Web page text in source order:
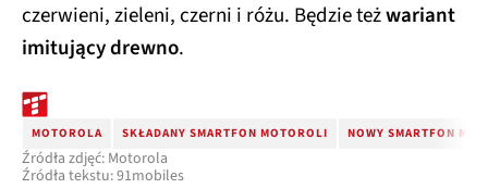
czerwieni, zieleni, czerni i różu. Będzie teżwariant
imitujący drewno.
MOTOROLA SKŁADANY SMARTFON MOTOROLI NOWY SMARTFON
Źródła zdjęć: Motorola
Źródła tekstu: 91mobiles